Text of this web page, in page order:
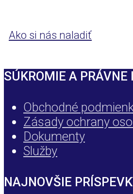
Ako si nás naladiť
SÚKROMIE A PRÁVNE
Obchodné
Zásady ochrany
Dokumenty
Služby
NAJNOVŠIE